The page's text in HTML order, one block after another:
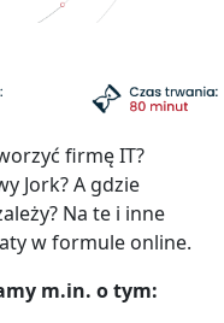
firmę IT?
Jork? A gdzie
Na te i inne
w formule online.
m.in. o tym: